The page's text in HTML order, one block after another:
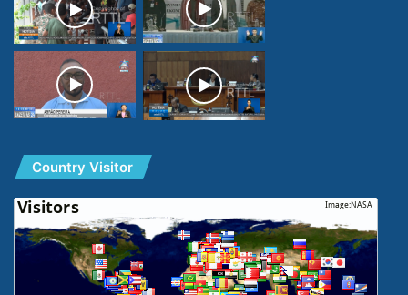
Country Visitor